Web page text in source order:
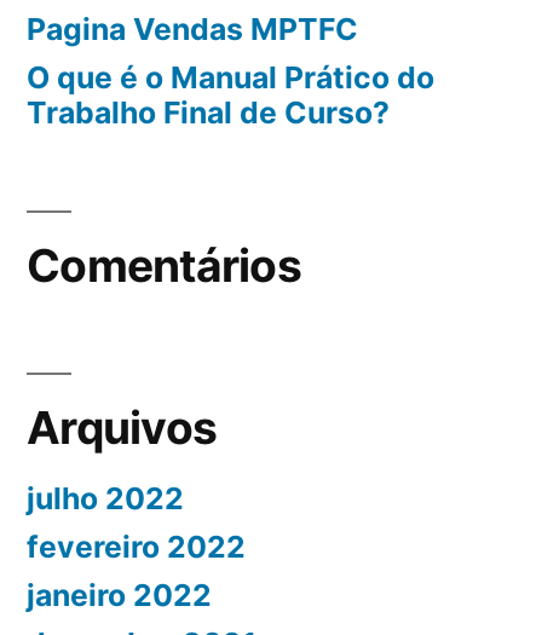
Pagina Vendas MPTFC
O que é o Manual Prático do
Trabalho Final de Curso?
Comentários
Arquivos
julho 2022
fevereiro 2022
janeiro 2022